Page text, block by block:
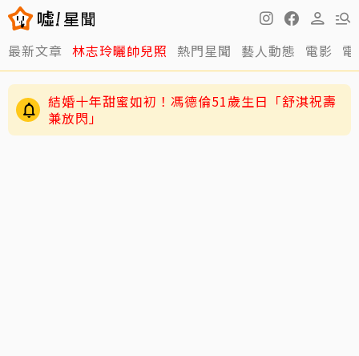
最新文章 林志玲曬帥兒照 熱門星聞 藝人動態 電影
結婚十年甜蜜如初！馮德倫51歲生日「舒淇祝壽
兼放閃」